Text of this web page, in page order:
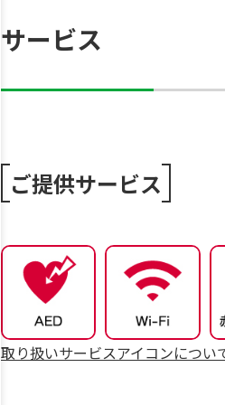
サービス
ご提供サービス
取り扱いサービスアイコンについ